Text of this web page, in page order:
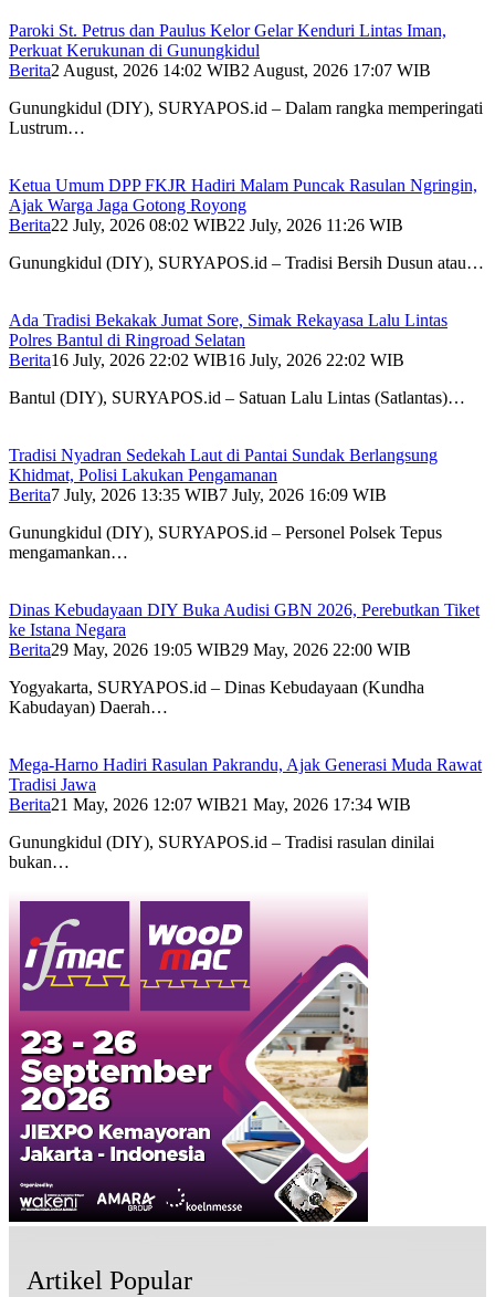
Paroki St. Petrus dan Paulus Kelor Gelar Kenduri Lintas Iman,
Perkuat Kerukunan di Gunungkidul
Berita2 August, 2026 14:02 WIB2 August, 2026 17:07 WIB
Gunungkidul (DIY), SURYAPOS.id – Dalam rangka memperingati
Lustrum…
Ketua Umum DPP FKJR Hadiri Malam Puncak Rasulan Ngringin,
Ajak Warga Jaga Gotong Royong
Berita22 July, 2026 08:02 WIB22 July, 2026 11:26 WIB
Gunungkidul (DIY), SURYAPOS.id – Tradisi Bersih Dusun atau…
Ada Tradisi Bekakak Jumat Sore, Simak Rekayasa Lalu Lintas
Polres Bantul di Ringroad Selatan
Berita16 July, 2026 22:02 WIB16 July, 2026 22:02 WIB
Bantul (DIY), SURYAPOS.id – Satuan Lalu Lintas (Satlantas)…
Tradisi Nyadran Sedekah Laut di Pantai Sundak Berlangsung
Khidmat, Polisi Lakukan Pengamanan
Berita7 July, 2026 13:35 WIB7 July, 2026 16:09 WIB
Gunungkidul (DIY), SURYAPOS.id – Personel Polsek Tepus
mengamankan…
Dinas Kebudayaan DIY Buka Audisi GBN 2026, Perebutkan Tiket
ke Istana Negara
Berita29 May, 2026 19:05 WIB29 May, 2026 22:00 WIB
Yogyakarta, SURYAPOS.id – Dinas Kebudayaan (Kundha
Kabudayan) Daerah…
Mega-Harno Hadiri Rasulan Pakrandu, Ajak Generasi Muda Rawat
Tradisi Jawa
Berita21 May, 2026 12:07 WIB21 May, 2026 17:34 WIB
Gunungkidul (DIY), SURYAPOS.id – Tradisi rasulan dinilai
bukan…
Artikel Popular